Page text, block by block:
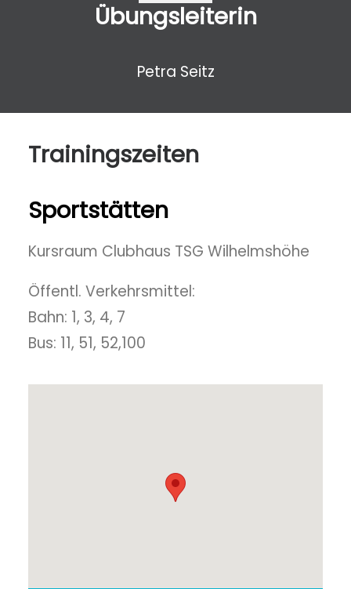
Übungsleiterin
Petra Seitz
Trainingszeiten
Sportstätten
Kursraum Clubhaus TSG Wilhelmshöhe
Öffentl. Verkehrsmittel:
Bahn: 1, 3, 4, 7
Bus: 11, 51, 52,100